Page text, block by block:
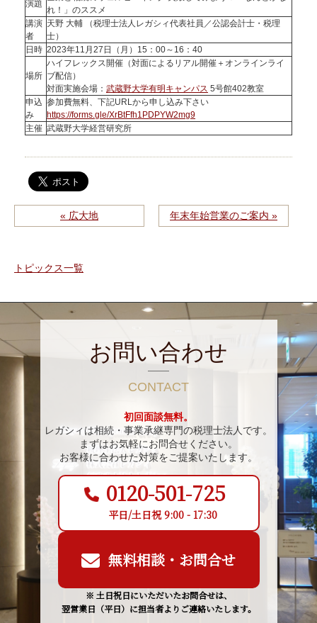
演題
れ！」のススメ
講演
者
天野 大輔 （税理士法人レガシィ代表社員／公認会計士・税理
士）
日時 2023年11月27日（月）15：00～16：40
場所
ハイフレックス開催（対面によるリアル開催＋オンラインライ
ブ配信）
対面実施会場： 武蔵野大学有明キャンパス 5号館402教室
申込
み
参加費無料、下記URLから申し込み下さい
https://forms.gle/XrBtFfh1PDPYW2mg9
主催 武蔵野大学経営研究所
« 広大地 年末年始営業のご案内 »
トピックス一覧
お問い合わせ
CONTACT
初回面談無料。
レガシィは相続・事業承継専門の税理士法人です。
まずはお気軽にお問合せください。
お客様に合わせた対策をご提案いたします。
0120-501-725
平日/土日祝 9:00 - 17:30
無料相談・お問合せ
※ 土日祝日にいただいたお問合せは、
翌営業日（平日）に担当者よりご連絡いたします。